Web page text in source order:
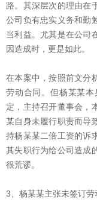
路。其深层次的理由在
公司负有忠实义务和勤
当利益。尤其是在公司
因造成时，更是如此。
在本案中，按照前文分
劳动合同。但杨某某
定，主持召开董事会，
某自身未履行职责而导
持杨某某二倍工资的诉
其失职行为给公司造成
很荒谬。
3、杨某某主张未签订劳